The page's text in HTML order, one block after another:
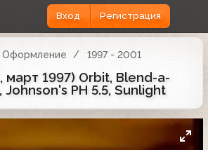
Вход Регистрация
Оформление 1997 - 2001
1997) Orbit, Blend-a-
Johnson's PH 5.5, Sunlight